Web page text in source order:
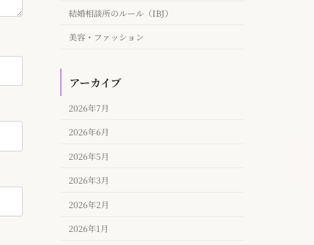
結婚相談所のルール（IBJ）
美容・ファッション
アーカイブ
2026年7月
2026年6月
2026年5月
2026年3月
2026年2月
2026年1月